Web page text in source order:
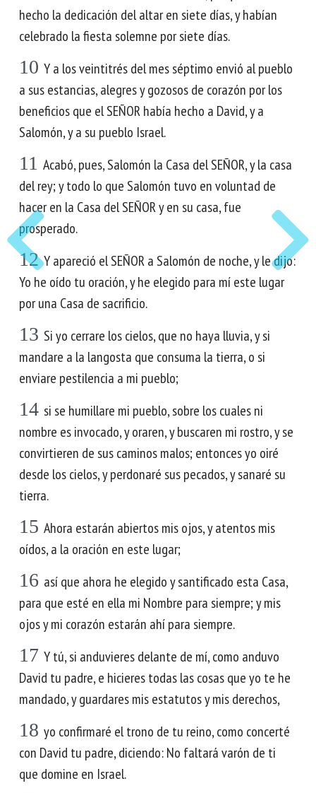
hecho la dedicación del altar en siete días, y habían
celebrado la fiesta solemne por siete días.
10 Y a los veintitrés del mes séptimo envió al pueblo
a sus estancias, alegres y gozosos de corazón por los
beneficios que el SEÑOR había hecho a David, y a
Salomón, y a su pueblo Israel.
11 Acabó, pues, Salomón la Casa del SEÑOR, y la casa
del rey; y todo lo que Salomón tuvo en voluntad de
hacer en la Casa del SEÑOR y en su casa, fue
prosperado.
12 Y apareció el SEÑOR a Salomón de noche, y le dijo:
Yo he oído tu oración, y he elegido para mí este lugar
por una Casa de sacrificio.
13 Si yo cerrare los cielos, que no haya lluvia, y si
mandare a la langosta que consuma la tierra, o si
enviare pestilencia a mi pueblo;
14 si se humillare mi pueblo, sobre los cuales ni
nombre es invocado, y oraren, y buscaren mi rostro, y se
convirtieren de sus caminos malos; entonces yo oiré
desde los cielos, y perdonaré sus pecados, y sanaré su
tierra.
15 Ahora estarán abiertos mis ojos, y atentos mis
oídos, a la oración en este lugar;
16 así que ahora he elegido y santificado esta Casa,
para que esté en ella mi Nombre para siempre; y mis
ojos y mi corazón estarán ahí para siempre.
17 Y tú, si anduvieres delante de mí, como anduvo
David tu padre, e hicieres todas las cosas que yo te he
mandado, y guardares mis estatutos y mis derechos,
18 yo confirmaré el trono de tu reino, como concerté
con David tu padre, diciendo: No faltará varón de ti
que domine en Israel.